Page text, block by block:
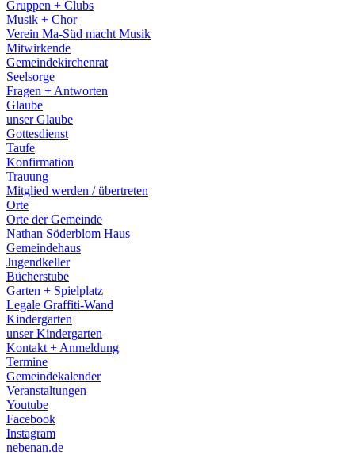
Gruppen + Clubs
Musik + Chor
Verein Ma-Süd macht Musik
Mitwirkende
Gemeindekirchenrat
Seelsorge
Fragen + Antworten
Glaube
unser Glaube
Gottesdienst
Taufe
Konfirmation
Trauung
Mitglied werden / übertreten
Orte
Orte der Gemeinde
Nathan Söderblom Haus
Gemeindehaus
Jugendkeller
Bücherstube
Garten + Spielplatz
Legale Graffiti-Wand
Kindergarten
unser Kindergarten
Kontakt + Anmeldung
Termine
Gemeindekalender
Veranstaltungen
Youtube
Facebook
Instagram
nebenan.de